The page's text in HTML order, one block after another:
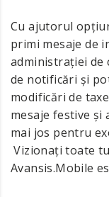
Cu ajutorul
primi mesaje de
administrației de
de notificări și
modificări de
mesaje festive
mai jos pentru
Vizionați toate
Avansis.Mobile